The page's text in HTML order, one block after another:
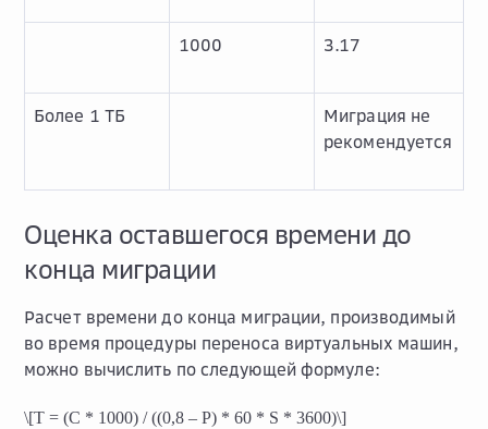
1000 3.17
Более 1 ТБ
Миграция не
рекомендуется
Оценка оставшегося времени до
конца миграции
Расчет времени до конца миграции, производимый
во время процедуры переноса виртуальных машин,
можно вычислить по следующей формуле:
\[T = (C * 1000) / ((0,8 – P) * 60 * S * 3600)\]